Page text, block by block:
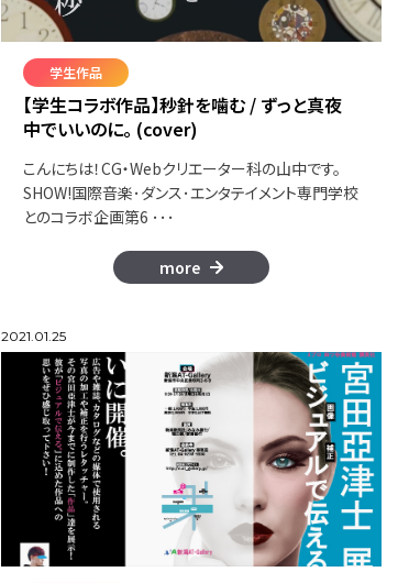
学生作品
【学生コラボ作品】秒針を噛む / ずっと真夜
中でいいのに。 (cover)
こんにちは！CG・Webクリエーター科の山中です。
SHOW!国際音楽･ダンス･エンタテイメント専門学校
とのコラボ企画第6 ･･･
more
2021.01.25